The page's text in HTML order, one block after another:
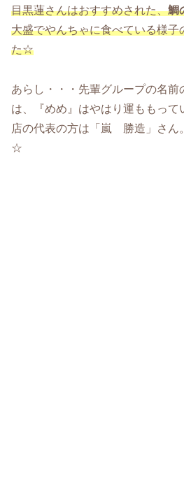
目黒蓮さんはおすすめされた、鯛
大盛でやんちゃに食べている様子
た☆
あらし・・・先輩グループの名前
は、『めめ』はやはり運ももって
店の代表の方は「嵐 勝造」さん
☆